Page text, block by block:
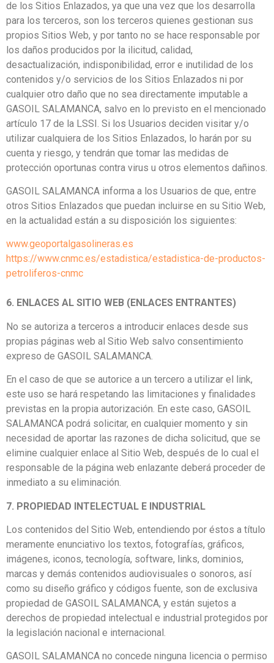
de los Sitios Enlazados, ya que una vez que los desarrolla
para los terceros, son los terceros quienes gestionan sus
propios Sitios Web, y por tanto no se hace responsable por
los daños producidos por la ilicitud, calidad,
desactualización, indisponibilidad, error e inutilidad de los
contenidos y/o servicios de los Sitios Enlazados ni por
cualquier otro daño que no sea directamente imputable a
GASOIL SALAMANCA, salvo en lo previsto en el mencionado
artículo 17 de la LSSI. Si los Usuarios deciden visitar y/o
utilizar cualquiera de los Sitios Enlazados, lo harán por su
cuenta y riesgo, y tendrán que tomar las medidas de
protección oportunas contra virus u otros elementos dañinos.
GASOIL SALAMANCA informa a los Usuarios de que, entre
otros Sitios Enlazados que puedan incluirse en su Sitio Web,
en la actualidad están a su disposición los siguientes:
www.geoportalgasolineras.es
https://www.cnmc.es/estadistica/estadistica-de-productos-
petroliferos-cnmc
6. ENLACES AL SITIO WEB (ENLACES ENTRANTES)
No se autoriza a terceros a introducir enlaces desde sus
propias páginas web al Sitio Web salvo consentimiento
expreso de GASOIL SALAMANCA.
En el caso de que se autorice a un tercero a utilizar el link,
este uso se hará respetando las limitaciones y finalidades
previstas en la propia autorización. En este caso, GASOIL
SALAMANCA podrá solicitar, en cualquier momento y sin
necesidad de aportar las razones de dicha solicitud, que se
elimine cualquier enlace al Sitio Web, después de lo cual el
responsable de la página web enlazante deberá proceder de
inmediato a su eliminación.
7. PROPIEDAD INTELECTUAL E INDUSTRIAL
Los contenidos del Sitio Web, entendiendo por éstos a título
meramente enunciativo los textos, fotografías, gráficos,
imágenes, iconos, tecnología, software, links, dominios,
marcas y demás contenidos audiovisuales o sonoros, así
como su diseño gráfico y códigos fuente, son de exclusiva
propiedad de GASOIL SALAMANCA, y están sujetos a
derechos de propiedad intelectual e industrial protegidos por
la legislación nacional e internacional.
GASOIL SALAMANCA no concede ninguna licencia o permiso